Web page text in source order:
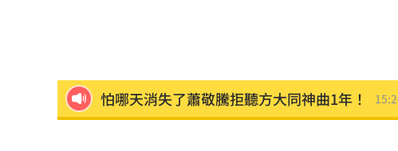
怕哪天消失了蕭敬騰拒聽方大同神曲1年！